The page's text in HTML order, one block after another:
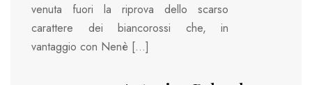
venuta fuori la riprova dello scarso
carattere dei biancorossi che, in
vantaggio con Nenè […]